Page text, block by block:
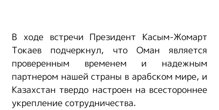
В ходе встречи Президент Касым-Жомарт
Токаев подчеркнул, что Оман является
проверенным временем и надежным
партнером нашей страны в арабском мире, и
Казахстан твердо настроен на всестороннее
укрепление сотрудничества.